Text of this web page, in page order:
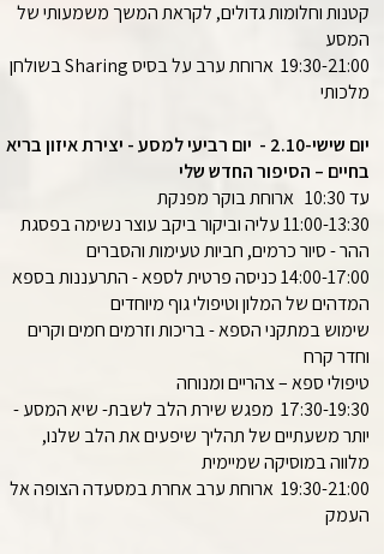
קטנות וחלומות גדולים, לקראת המשך משמעותי של
המסע
19:30-21:00 ארוחת ערב על בסיס Sharing בשולחן
מלכותי
יום שישי-2.10 - יום רביעי למסע - יצירת איזון בריא
בחיים – הסיפור החדש שלי
עד 10:30 ארוחת בוקר מפנקת
11:00-13:30 עליה וביקור ביקב עוצר נשימה בפסגת
ההר - סיור כרמים, חביות טעימות והסברים
14:00-17:00 כניסה פרטית לספא - התרעננות בספא
המדהים של המלון וטיפולי גוף מיוחדים
שימוש במתקני הספא - בריכות וזרמים חמים וקרים
וחדר קרח
טיפולי ספא – צהריים ומנוחה
17:30-19:30 מפגש שירת הלב לשבת- שיא המסע -
יותר משעתיים של תהליך שיפעים את הלב שלנו,
מלווה במוסיקה שמיימית
19:30-21:00 ארוחת ערב אחרת במסעדה הצופה אל
העמק